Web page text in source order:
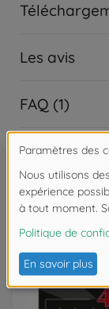
Les avis
FAQ (1)